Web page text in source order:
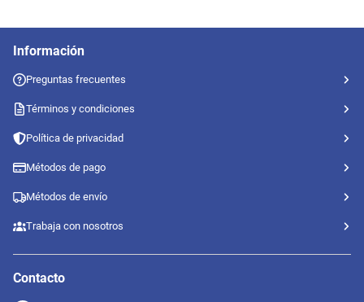
Información
Preguntas frecuentes
Términos y condiciones
Política de privacidad
Métodos de pago
Métodos de envío
Trabaja con nosotros
Contacto